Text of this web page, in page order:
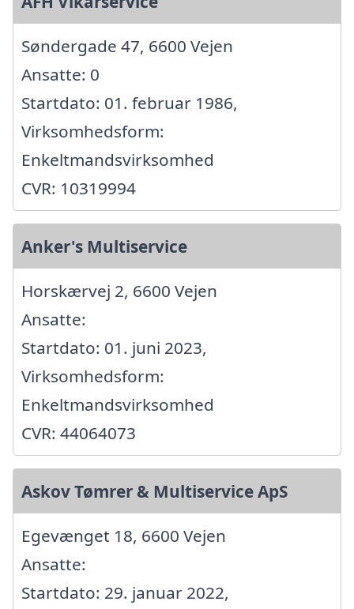
Søndergade 47, 6600 Vejen
Ansatte: 0
Startdato: 01. februar 1986,
Virksomhedsform:
Enkeltmandsvirksomhed
CVR: 10319994
Anker's Multiservice
Horskærvej 2, 6600 Vejen
Ansatte:
Startdato: 01. juni 2023,
Virksomhedsform:
Enkeltmandsvirksomhed
CVR: 44064073
Askov Tømrer & Multiservice ApS
Egevænget 18, 6600 Vejen
Ansatte:
Startdato: 29. januar 2022,